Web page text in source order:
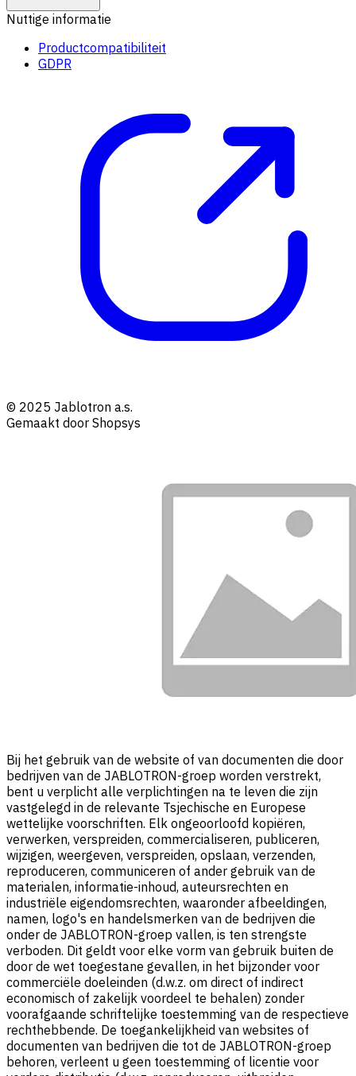
Nuttige informatie
Productcompatibiliteit
GDPR
© 2025 Jablotron a.s.
Gemaakt door Shopsys
Bij het gebruik van de website of van documenten die door
bedrijven van de JABLOTRON-groep worden verstrekt,
bent u verplicht alle verplichtingen na te leven die zijn
vastgelegd in de relevante Tsjechische en Europese
wettelijke voorschriften. Elk ongeoorloofd kopiëren,
verwerken, verspreiden, commercialiseren, publiceren,
wijzigen, weergeven, verspreiden, opslaan, verzenden,
reproduceren, communiceren of ander gebruik van de
materialen, informatie-inhoud, auteursrechten en
industriële eigendomsrechten, waaronder afbeeldingen,
namen, logo's en handelsmerken van de bedrijven die
onder de JABLOTRON-groep vallen, is ten strengste
verboden. Dit geldt voor elke vorm van gebruik buiten de
door de wet toegestane gevallen, in het bijzonder voor
commerciële doeleinden (d.w.z. om direct of indirect
economisch of zakelijk voordeel te behalen) zonder
voorafgaande schriftelijke toestemming van de respectieve
rechthebbende. De toegankelijkheid van websites of
documenten van bedrijven die tot de JABLOTRON-groep
behoren, verleent u geen toestemming of licentie voor